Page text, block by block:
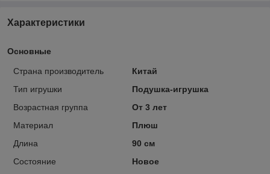
Характеристики
Основные
Страна производитель
Китай
Тип игрушки
Подушка-игрушка
Возрастная группа
От 3 лет
Материал
Плюш
Длина
90 см
Состояние
Новое